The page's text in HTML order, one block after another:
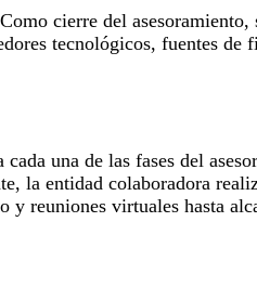
Como cierre del
tecnológicos, fuentes de
una de las fases del
la entidad colaboradora
y reuniones virtuales hasta